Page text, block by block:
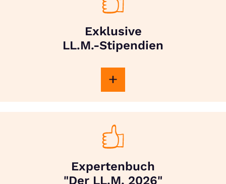
Exklusive
LL.M.-Stipendien
Expertenbuch
"Der LL.M. 2026"